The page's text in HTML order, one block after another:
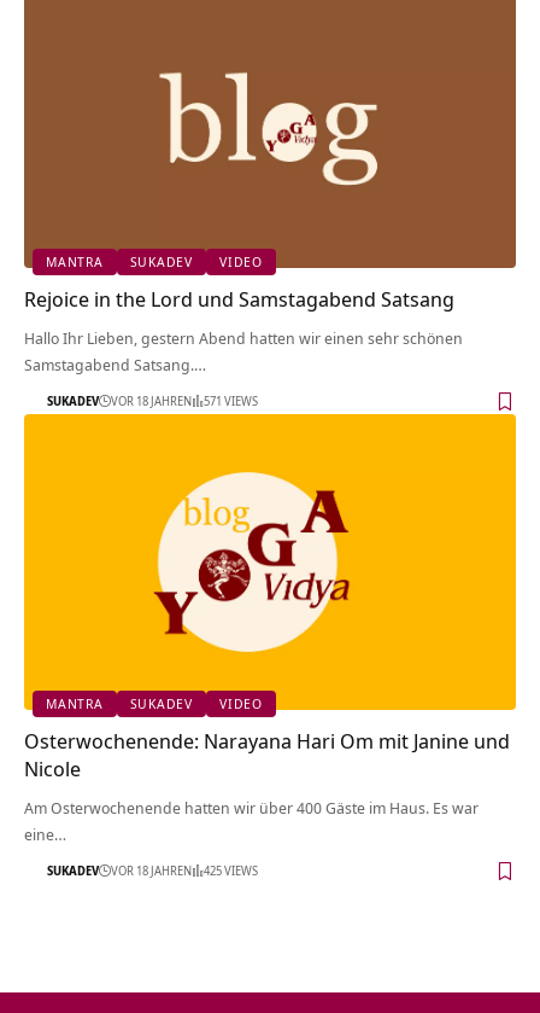
MANTRA SUKADEV VIDEO
Rejoice in the Lord und Samstagabend Satsang
Hallo Ihr Lieben, gestern Abend hatten wir einen sehr schönen
Samstagabend Satsang.…
SUKADEV VOR 18 JAHREN 571 VIEWS
MANTRA SUKADEV VIDEO
Osterwochenende: Narayana Hari Om mit Janine und
Nicole
Am Osterwochenende hatten wir über 400 Gäste im Haus. Es war
eine…
SUKADEV VOR 18 JAHREN 425 VIEWS